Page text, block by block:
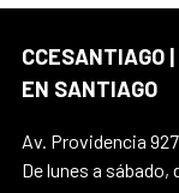
CCESANTIAGO
EN SANTIAGO
Av. Providencia
De lunes a sábado,